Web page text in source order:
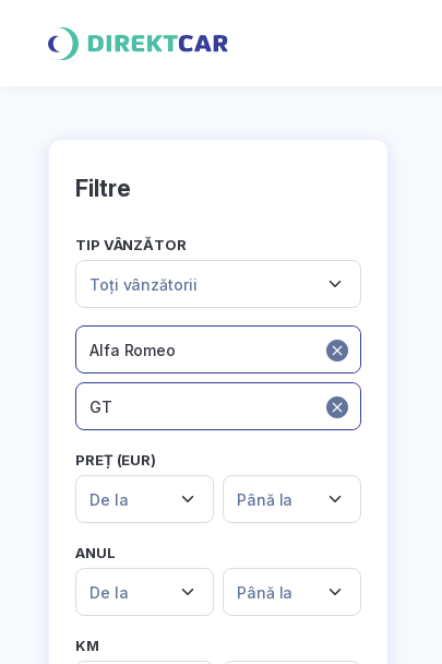
Filtre
TIP VÂNZĂTOR
Toți vânzătorii
Alfa Romeo
GT
PREȚ (EUR)
De la Până la
ANUL
De la Până la
KM